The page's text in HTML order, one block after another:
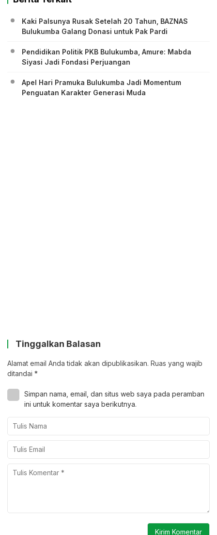
Kaki Palsunya Rusak Setelah 20 Tahun, BAZNAS
Bulukumba Galang Donasi untuk Pak Pardi
Pendidikan Politik PKB Bulukumba, Amure: Mabda
Siyasi Jadi Fondasi Perjuangan
Apel Hari Pramuka Bulukumba Jadi Momentum
Penguatan Karakter Generasi Muda
Tinggalkan Balasan
Alamat email Anda tidak akan dipublikasikan. Ruas yang wajib
ditandai *
Simpan nama, email, dan situs web saya pada peramban
ini untuk komentar saya berikutnya.